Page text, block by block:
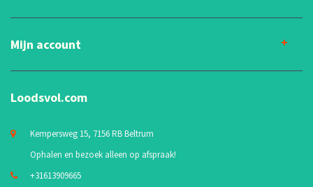
Mijn account
Loodsvol.com
Kempersweg 15, 7156 RB Beltrum
Ophalen en bezoek alleen op afspraak!
+31613909665